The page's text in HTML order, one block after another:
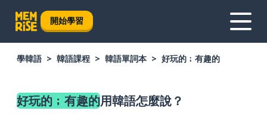
開始學習
學韓語 韓語課程 韓語單詞本 好玩的﹔有趣的
好玩的﹔有趣的用韓語怎麼說？